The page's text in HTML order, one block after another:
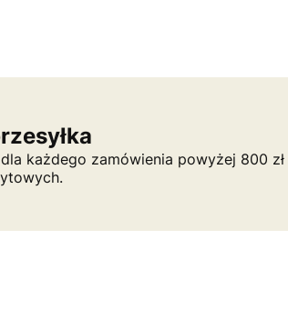
każdego zamówienia powyżej 800